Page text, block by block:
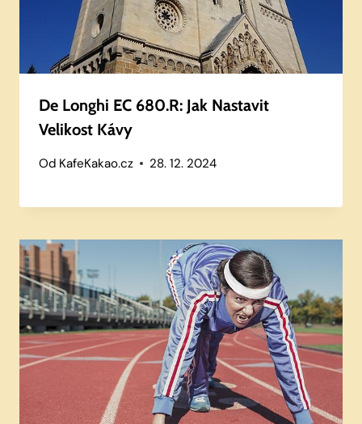
De Longhi EC 680.R: Jak Nastavit
Velikost Kávy
Od KafeKakao.cz 28. 12. 2024